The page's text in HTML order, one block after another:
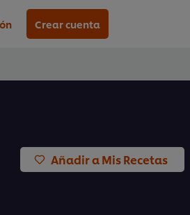
Crear cuenta
Añadir a Mis Recetas